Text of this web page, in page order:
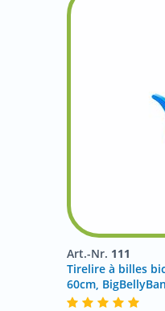
Art.-Nr. 111
Tirelire à billes
60cm,